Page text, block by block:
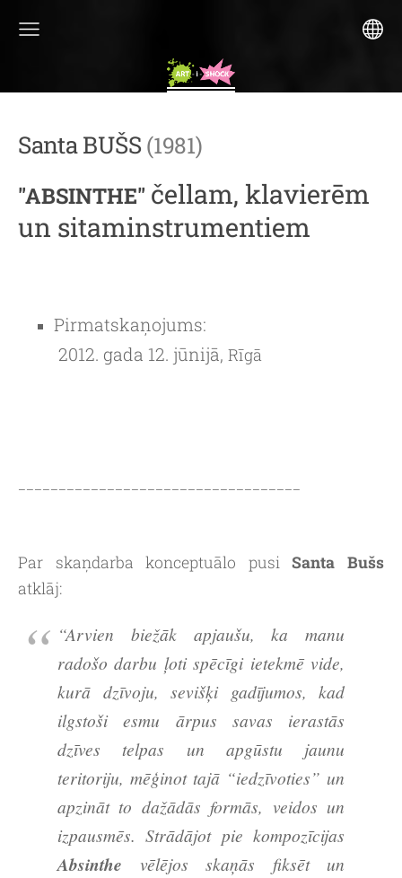
Santa BUŠS (1981)
"ABSINTHE" čellam, klavierēm
un sitaminstrumentiem
Pirmatskaņojums:
2012. gada 12. jūnijā, Rīgā
Par skaņdarba konceptuālo pusiSanta Bušs
atklāj:
“Arvien biežāk apjaušu, ka manu
radošo darbu ļoti spēcīgi ietekmē vide,
kurā dzīvoju, sevišķi gadījumos, kad
ilgstoši esmu ārpus savas ierastās
dzīves telpas un apgūstu jaunu
teritoriju, mēģinot tajā “iedzīvoties” un
apzināt to dažādās formās, veidos un
izpausmēs. Strādājot pie kompozīcijas
Absinthe vēlējos skaņās fiksēt un